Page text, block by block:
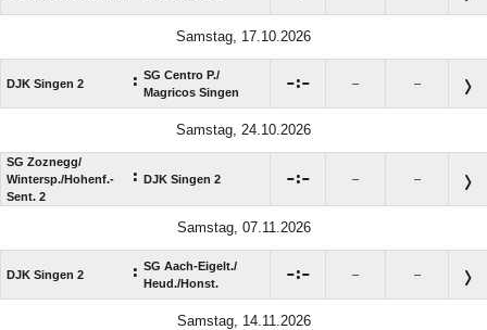
Samstag, 17.10.2026
DJK Singen 2 : SG Centro P./​
Magricos Singen
: – –
Samstag, 24.10.2026
SG Zoznegg/​
Wintersp./​Hohenf.-
Sent. 2
: DJK Singen 2 : – –
Samstag, 07.11.2026
DJK Singen 2 : SG Aach-Eigelt./​
Heud./​Honst.
: – –
Samstag, 14.11.2026